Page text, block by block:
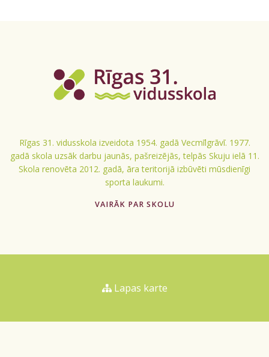
Rīgas 31. vidusskola izveidota 1954. gadā Vecmīlgrāvī. 1977.
gadā skola uzsāk darbu jaunās, pašreizējās, telpās Skuju ielā 11.
Skola renovēta 2012. gadā, āra teritorijā izbūvēti mūsdienīgi
sporta laukumi.
VAIRĀK PAR SKOLU
Lapas karte